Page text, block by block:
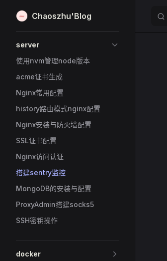
Skip to content
Chaoszhu'Blog
server
使用nvm管理node版本
acme证书生成
Nginx常用配置
history路由模式nginx配置
Nginx安装与防火墙配置
SSL证书配置
Nginx访问认证
搭建sentry监控
MongoDB的安装与配置
ProxyAdmin搭建socks5
SSH密钥操作
docker